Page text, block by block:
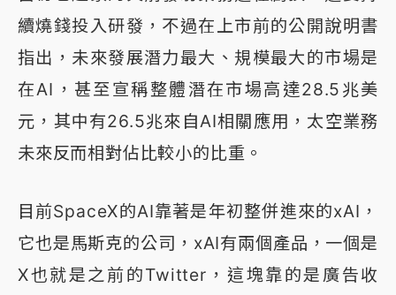
續燒錢投入研發，不過在上市前的公開說明書
指出，未來發展潛力最大、規模最大的市場是
在AI，甚至宣稱整體潛在市場高達28.5兆美
元，其中有26.5兆來自AI相關應用，太空業務
未來反而相對佔比較小的比重。
目前SpaceX的AI靠著是年初整併進來的xAI，
它也是馬斯克的公司，xAI有兩個產品，一個是
X也就是之前的Twitter，這塊靠的是廣告收